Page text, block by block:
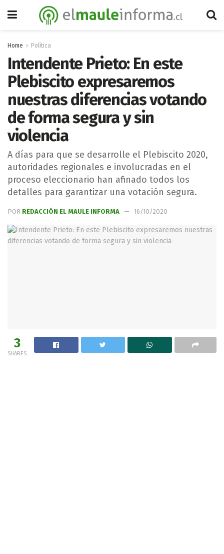
Home Política
Intendente Prieto: En este
Plebiscito expresaremos
nuestras diferencias votando
de forma segura y sin
violencia
A días para que se desarrolle el Plebiscito 2020,
autoridades regionales e involucradas en el
proceso eleccionario han afinado todos los
detalles para garantizar una votación segura.
POR REDACCIÓN EL MAULE INFORMA 16/10/2020
3
SHARES